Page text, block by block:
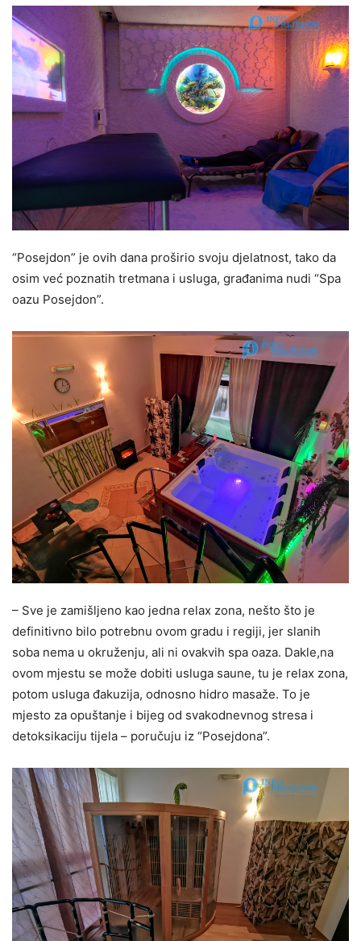
“Posejdon” je ovih dana proširio svoju djelatnost, tako da
osim već poznatih tretmana i usluga, građanima nudi “Spa
oazu Posejdon”.
– Sve je zamišljeno kao jedna relax zona, nešto što je
definitivno bilo potrebnu ovom gradu i regiji, jer slanih
soba nema u okruženju, ali ni ovakvih spa oaza. Dakle,na
ovom mjestu se može dobiti usluga saune, tu je relax zona,
potom usluga đakuzija, odnosno hidro masaže. To je
mjesto za opuštanje i bijeg od svakodnevnog stresa i
detoksikaciju tijela – poručuju iz “Posejdona”.